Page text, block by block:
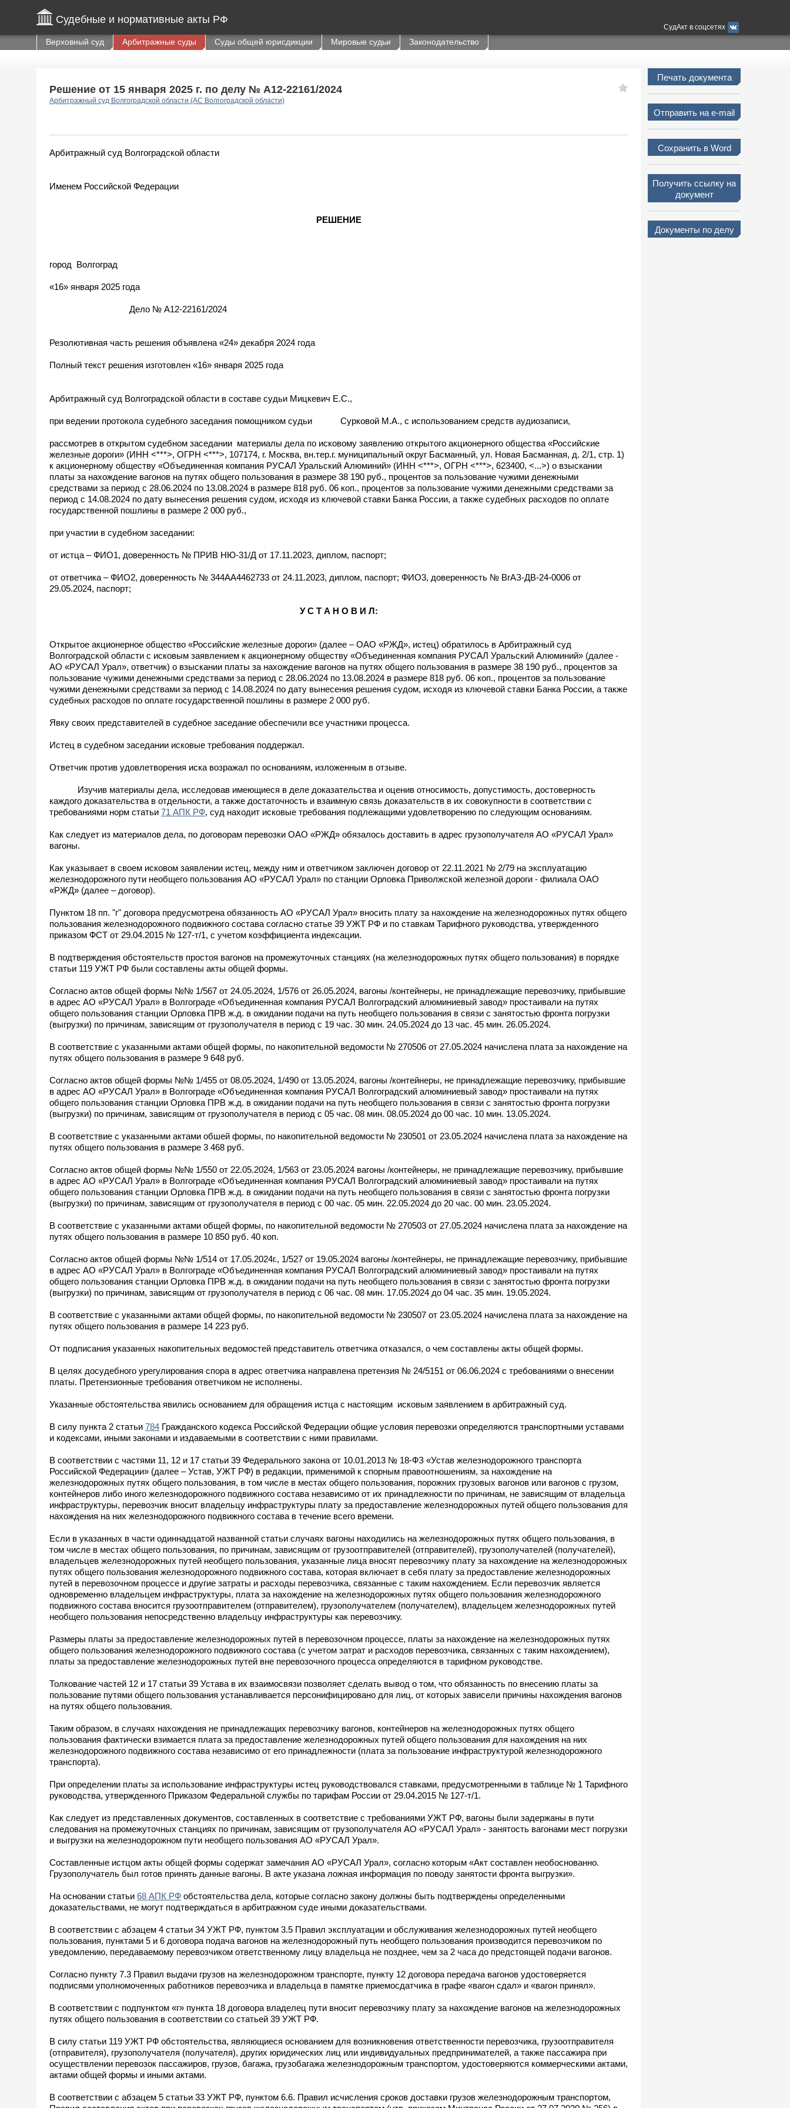
Судебные и нормативные акты РФ
СудАкт в соцсетях
Верховный суд Арбитражные суды Суды общей юрисдикции Мировые судьи Законодательство
Решение от 15 января 2025 г. по делу № А12-22161/2024
Арбитражный суд Волгоградской области (АС Волгоградской области)
Арбитражный суд Волгоградской области
Именем Российской Федерации
РЕШЕНИЕ
город Волгоград
«16» января 2025 года
Дело № А12-22161/2024
Резолютивная часть решения объявлена «24» декабря 2024 года
Полный текст решения изготовлен «16» января 2025 года
Арбитражный суд Волгоградской области в составе судьи Мицкевич Е.С.,
при ведении протокола судебного заседания помощником судьи Сурковой М.А., с использованием средств аудиозаписи,
рассмотрев в открытом судебном заседании материалы дела по исковому заявлению открытого акционерного общества «Российские
железные дороги» (ИНН <***>, ОГРН <***>, 107174, г. Москва, вн.тер.г. муниципальный округ Басманный, ул. Новая Басманная, д. 2/1, стр. 1)
к акционерному обществу «Объединенная компания РУСАЛ Уральский Алюминий» (ИНН <***>, ОГРН <***>, 623400, <...>) о взыскании
платы за нахождение вагонов на путях общего пользования в размере 38 190 руб., процентов за пользование чужими денежными
средствами за период с 28.06.2024 по 13.08.2024 в размере 818 руб. 06 коп., процентов за пользование чужими денежными средствами за
период с 14.08.2024 по дату вынесения решения судом, исходя из ключевой ставки Банка России, а также судебных расходов по оплате
государственной пошлины в размере 2 000 руб.,
при участии в судебном заседании:
от истца – ФИО1, доверенность № ПРИВ НЮ-31/Д от 17.11.2023, диплом, паспорт;
от ответчика – ФИО2, доверенность № 344АА4462733 от 24.11.2023, диплом, паспорт; ФИО3, доверенность № ВгАЗ-ДВ-24-0006 от
29.05.2024, паспорт;
У С Т А Н О В И Л:
Открытое акционерное общество «Российские железные дороги» (далее – ОАО «РЖД», истец) обратилось в Арбитражный суд
Волгоградской области с исковым заявлением к акционерному обществу «Объединенная компания РУСАЛ Уральский Алюминий» (далее -
АО «РУСАЛ Урал», ответчик) о взыскании платы за нахождение вагонов на путях общего пользования в размере 38 190 руб., процентов за
пользование чужими денежными средствами за период с 28.06.2024 по 13.08.2024 в размере 818 руб. 06 коп., процентов за пользование
чужими денежными средствами за период с 14.08.2024 по дату вынесения решения судом, исходя из ключевой ставки Банка России, а также
судебных расходов по оплате государственной пошлины в размере 2 000 руб.
Явку своих представителей в судебное заседание обеспечили все участники процесса.
Истец в судебном заседании исковые требования поддержал.
Ответчик против удовлетворения иска возражал по основаниям, изложенным в отзыве.
Изучив материалы дела, исследовав имеющиеся в деле доказательства и оценив относимость, допустимость, достоверность
каждого доказательства в отдельности, а также достаточность и взаимную связь доказательств в их совокупности в соответствии с
требованиями норм статьи 71 АПК РФ, суд находит исковые требования подлежащими удовлетворению по следующим основаниям.
Как следует из материалов дела, по договорам перевозки ОАО «РЖД» обязалось доставить в адрес грузополучателя АО «РУСАЛ Урал»
вагоны.
Как указывает в своем исковом заявлении истец, между ним и ответчиком заключен договор от 22.11.2021 № 2/79 на эксплуатацию
железнодорожного пути необщего пользования АО «РУСАЛ Урал» по станции Орловка Приволжской железной дороги - филиала ОАО
«РЖД» (далее – договор).
Пунктом 18 пп. "г" договора предусмотрена обязанность АО «РУСАЛ Урал» вносить плату за нахождение на железнодорожных путях общего
пользования железнодорожного подвижного состава согласно статье 39 УЖТ РФ и по ставкам Тарифного руководства, утвержденного
приказом ФСТ от 29.04.2015 № 127-т/1, с учетом коэффициента индексации.
В подтверждения обстоятельств простоя вагонов на промежуточных станциях (на железнодорожных путях общего пользования) в порядке
статьи 119 УЖТ РФ были составлены акты общей формы.
Согласно актов общей формы №№ 1/567 от 24.05.2024, 1/576 от 26.05.2024, вагоны /контейнеры, не принадлежащие перевозчику, прибывшие
в адрес АО «РУСАЛ Урал» в Волгограде «Объединенная компания РУСАЛ Волгоградский алюминиевый завод» простаивали на путях
общего пользования станции Орловка ПРВ ж.д. в ожидании подачи на путь необщего пользования в связи с занятостью фронта погрузки
(выгрузки) по причинам, зависящим от грузополучателя в период с 19 час. 30 мин. 24.05.2024 до 13 час. 45 мин. 26.05.2024.
В соответствие с указанными актами общей формы, по накопительной ведомости № 270506 от 27.05.2024 начислена плата за нахождение на
путях общего пользования в размере 9 648 руб.
Согласно актов общей формы №№ 1/455 от 08.05.2024, 1/490 от 13.05.2024, вагоны /контейнеры, не принадлежащие перевозчику, прибывшие
в адрес АО «РУСАЛ Урал» в Волгограде «Объединенная компания РУСАЛ Волгоградский алюминиевый завод» простаивали на путях
общего пользования станции Орловка ПРВ ж.д. в ожидании подачи на путь необщего пользования в связи с занятостью фронта погрузки
(выгрузки) по причинам, зависящим от грузополучателя в период с 05 час. 08 мин. 08.05.2024 до 00 час. 10 мин. 13.05.2024.
В соответствие с указанными актами обшей формы, по накопительной ведомости № 230501 от 23.05.2024 начислена плата за нахождение на
путях общего пользования в размере 3 468 руб.
Согласно актов общей формы №№ 1/550 от 22.05.2024, 1/563 от 23.05.2024 вагоны /контейнеры, не принадлежащие перевозчику, прибывшие
в адрес АО «РУСАЛ Урал» в Волгограде «Объединенная компания РУСАЛ Волгоградский алюминиевый завод» простаивали на путях
общего пользования станции Орловка ПРВ ж.д. в ожидании подачи на путь необщего пользования в связи с занятостью фронта погрузки
(выгрузки) по причинам, зависящим от грузополучателя в период с 00 час. 05 мин. 22.05.2024 до 20 час. 00 мин. 23.05.2024.
В соответствие с указанными актами общей формы, по накопительной ведомости № 270503 от 27.05.2024 начислена плата за нахождение на
путях общего пользования в размере 10 850 руб. 40 коп.
Согласно актов общей формы №№ 1/514 от 17.05.2024г., 1/527 от 19.05.2024 вагоны /контейнеры, не принадлежащие перевозчику, прибывшие
в адрес АО «РУСАЛ Урал» в Волгограде «Объединенная компания РУСАЛ Волгоградский алюминиевый завод» простаивали на путях
общего пользования станции Орловка ПРВ ж.д. в ожидании подачи на путь необщего пользования в связи с занятостью фронта погрузки
(выгрузки) по причинам, зависящим от грузополучателя в период с 06 час. 08 мин. 17.05.2024 до 04 час. 35 мин. 19.05.2024.
В соответствие с указанными актами общей формы, по накопительной ведомости № 230507 от 23.05.2024 начислена плата за нахождение на
путях общего пользования в размере 14 223 руб.
От подписания указанных накопительных ведомостей представитель ответчика отказался, о чем составлены акты общей формы.
В целях досудебного урегулирования спора в адрес ответчика направлена претензия № 24/5151 от 06.06.2024 с требованиями о внесении
платы. Претензионные требования ответчиком не исполнены.
Указанные обстоятельства явились основанием для обращения истца с настоящим исковым заявлением в арбитражный суд.
В силу пункта 2 статьи 784 Гражданского кодекса Российской Федерации общие условия перевозки определяются транспортными уставами
и кодексами, иными законами и издаваемыми в соответствии с ними правилами.
В соответствии с частями 11, 12 и 17 статьи 39 Федерального закона от 10.01.2013 № 18-ФЗ «Устав железнодорожного транспорта
Российской Федерации» (далее – Устав, УЖТ РФ) в редакции, применимой к спорным правоотношениям, за нахождение на
железнодорожных путях общего пользования, в том числе в местах общего пользования, порожних грузовых вагонов или вагонов с грузом,
контейнеров либо иного железнодорожного подвижного состава независимо от их принадлежности по причинам, не зависящим от владельца
инфраструктуры, перевозчик вносит владельцу инфраструктуры плату за предоставление железнодорожных путей общего пользования для
нахождения на них железнодорожного подвижного состава в течение всего времени.
Если в указанных в части одиннадцатой названной статьи случаях вагоны находились на железнодорожных путях общего пользования, в
том числе в местах общего пользования, по причинам, зависящим от грузоотправителей (отправителей), грузополучателей (получателей),
владельцев железнодорожных путей необщего пользования, указанные лица вносят перевозчику плату за нахождение на железнодорожных
путях общего пользования железнодорожного подвижного состава, которая включает в себя плату за предоставление железнодорожных
путей в перевозочном процессе и другие затраты и расходы перевозчика, связанные с таким нахождением. Если перевозчик является
одновременно владельцем инфраструктуры, плата за нахождение на железнодорожных путях общего пользования железнодорожного
подвижного состава вносится грузоотправителем (отправителем), грузополучателем (получателем), владельцем железнодорожных путей
необщего пользования непосредственно владельцу инфраструктуры как перевозчику.
Размеры платы за предоставление железнодорожных путей в перевозочном процессе, платы за нахождение на железнодорожных путях
общего пользования железнодорожного подвижного состава (с учетом затрат и расходов перевозчика, связанных с таким нахождением),
платы за предоставление железнодорожных путей вне перевозочного процесса определяются в тарифном руководстве.
Толкование частей 12 и 17 статьи 39 Устава в их взаимосвязи позволяет сделать вывод о том, что обязанность по внесению платы за
пользование путями общего пользования устанавливается персонифицировано для лиц, от которых зависели причины нахождения вагонов
на путях общего пользования.
Таким образом, в случаях нахождения не принадлежащих перевозчику вагонов, контейнеров на железнодорожных путях общего
пользования фактически взимается плата за предоставление железнодорожных путей общего пользования для нахождения на них
железнодорожного подвижного состава независимо от его принадлежности (плата за пользование инфраструктурой железнодорожного
транспорта).
При определении платы за использование инфраструктуры истец руководствовался ставками, предусмотренными в таблице № 1 Тарифного
руководства, утвержденного Приказом Федеральной службы по тарифам России от 29.04.2015 № 127-т/1.
Как следует из представленных документов, составленных в соответствие с требованиями УЖТ РФ, вагоны были задержаны в пути
следования на промежуточных станциях по причинам, зависящим от грузополучателя АО «РУСАЛ Урал» - занятость вагонами мест погрузки
и выгрузки на железнодорожном пути необщего пользования АО «РУСАЛ Урал».
Составленные истцом акты общей формы содержат замечания АО «РУСАЛ Урал», согласно которым «Акт составлен необоснованно.
Грузополучатель был готов принять данные вагоны. В акте указана ложная информация по поводу занятости фронта выгрузки».
На основании статьи 68 АПК РФ обстоятельства дела, которые согласно закону должны быть подтверждены определенными
доказательствами, не могут подтверждаться в арбитражном суде иными доказательствами.
В соответствии с абзацем 4 статьи 34 УЖТ РФ, пунктом 3.5 Правил эксплуатации и обслуживания железнодорожных путей необщего
пользования, пунктами 5 и 6 договора подача вагонов на железнодорожный путь необщего пользования производится перевозчиком по
уведомлению, передаваемому перевозчиком ответственному лицу владельца не позднее, чем за 2 часа до предстоящей подачи вагонов.
Согласно пункту 7.3 Правил выдачи грузов на железнодорожном транспорте, пункту 12 договора передача вагонов удостоверяется
подписями уполномоченных работников перевозчика и владельца в памятке приемосдатчика в графе «вагон сдал» и «вагон принял».
В соответствии с подпунктом «г» пункта 18 договора владелец пути вносит перевозчику плату за нахождение вагонов на железнодорожных
путях общего пользования в соответствии со статьей 39 УЖТ РФ.
В силу статьи 119 УЖТ РФ обстоятельства, являющиеся основанием для возникновения ответственности перевозчика, грузоотправителя
(отправителя), грузополучателя (получателя), других юридических лиц или индивидуальных предпринимателей, а также пассажира при
осуществлении перевозок пассажиров, грузов, багажа, грузобагажа железнодорожным транспортом, удостоверяются коммерческими актами,
актами общей формы и иными актами.
В соответствии с абзацем 5 статьи 33 УЖТ РФ, пунктом 6.6. Правил исчисления сроков доставки грузов железнодорожным транспортом,
Печать документа
Отправить на e-mail
Сохранить в Word
Получить ссылку на
документ
Документы по делу